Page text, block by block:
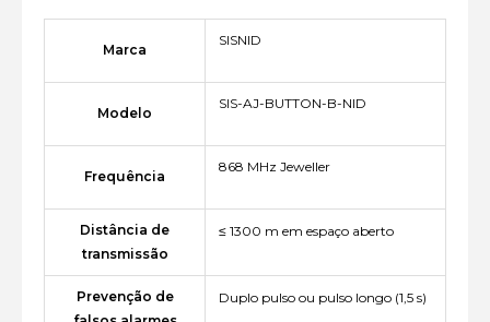
Marca
SISNID
Modelo
SIS-AJ-BUTTON-B-NID
Frequência
868 MHz Jeweller
Distância de
transmissão
≤ 1300 m em espaço aberto
Prevenção de
Duplo pulso ou pulso longo (1,5 s)